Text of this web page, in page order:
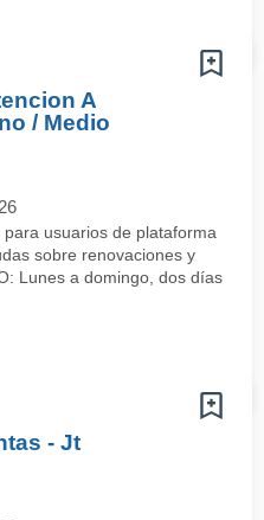
A
/ Medio
usuarios de plataforma
sobre renovaciones y
Lunes a domingo, dos días
- Jt